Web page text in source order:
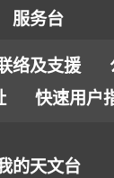
服务台
络及支援
快速用户
的天文台